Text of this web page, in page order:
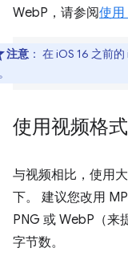
WebP，请参阅使用
注意 ： 在 iOS 16 之前
使用视频格
与视频相比，使用
下。 建议您改用
PNG 或 WebP（来
字节数。